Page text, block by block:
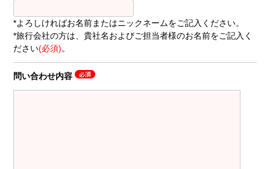
*よろしければお名前またはニックネームをご記入ください。
*旅行会社の方は、貴社名およびご担当者様のお名前をご記入く
ださい(必須)。
問い合わせ内容